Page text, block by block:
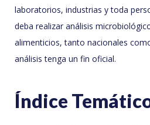
laboratorios, industrias y toda
deba realizar análisis
alimenticios, tanto nacionales
análisis tenga un fin oficial.
Índice